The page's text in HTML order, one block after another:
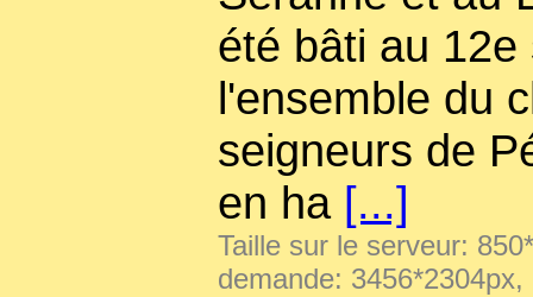
été bâti au
l'ensemble du
seigneurs de
en ha [...]
Taille sur le serveur:
demande: